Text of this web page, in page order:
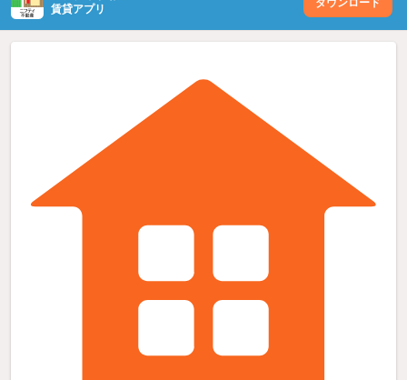
賃貸アプリ
ダウンロード